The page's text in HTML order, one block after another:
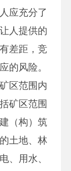
应充分了
人提供的
差距，竞
的风险。
区范围内
矿区范围
（构）筑
土地、林
、用水、